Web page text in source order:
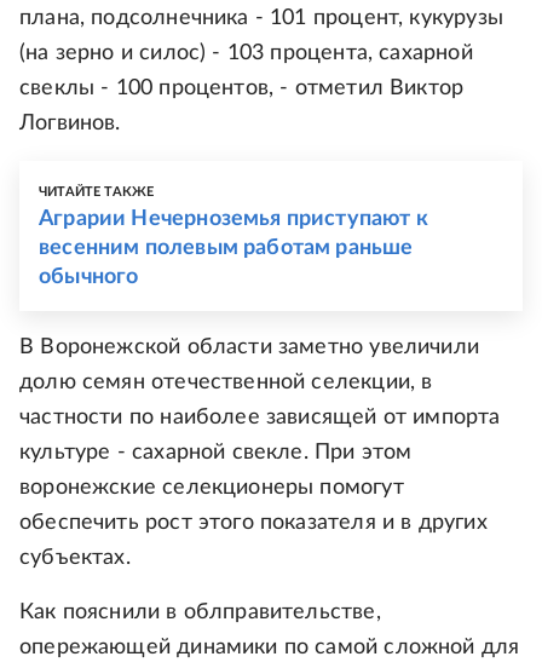
плана, подсолнечника - 101 процент, кукурузы
(на зерно и силос) - 103 процента, сахарной
свеклы - 100 процентов, - отметил Виктор
Логвинов.
ЧИТАЙТЕ ТАКЖЕ
Аграрии Нечерноземья приступают к
весенним полевым работам раньше
обычного
В Воронежской области заметно увеличили
долю семян отечественной селекции, в
частности по наиболее зависящей от импорта
культуре - сахарной свекле. При этом
воронежские селекционеры помогут
обеспечить рост этого показателя и в других
субъектах.
Как пояснили в облправительстве,
опережающей динамики по самой сложной для